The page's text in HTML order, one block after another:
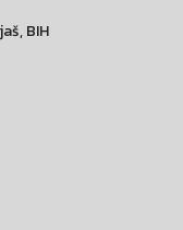
BIH